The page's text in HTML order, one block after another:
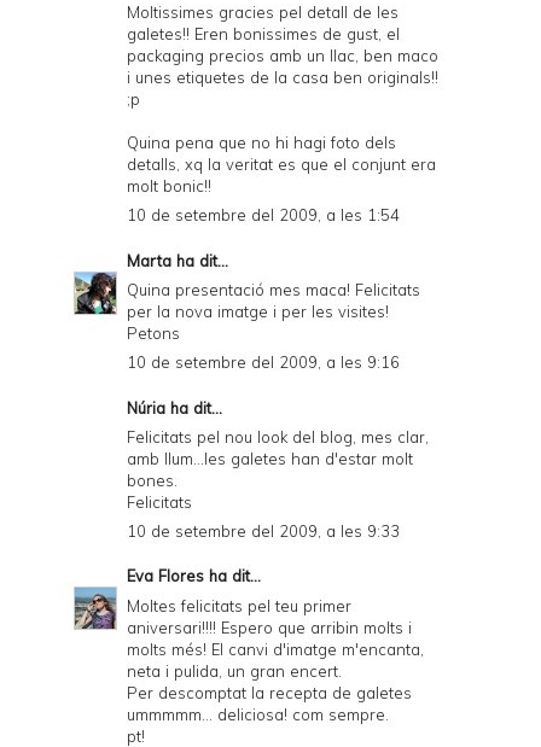
Moltissimes gracies pel detall de les
galetes!! Eren bonissimes de gust, el
packaging precios amb un llac, ben maco
i unes etiquetes de la casa ben originals!!
;p
Quina pena que no hi hagi foto dels
detalls, xq la veritat es que el conjunt era
molt bonic!!
10 de setembre del 2009, a les 1:54
Marta ha dit...
Quina presentació mes maca! Felicitats
per la nova imatge i per les visites!
Petons
10 de setembre del 2009, a les 9:16
Núria ha dit...
Felicitats pel nou look del blog, mes clar,
amb llum...les galetes han d'estar molt
bones.
Felicitats
10 de setembre del 2009, a les 9:33
Eva Flores ha dit...
Moltes felicitats pel teu primer
aniversari!!!! Espero que arribin molts i
molts més! El canvi d'imatge m'encanta,
neta i pulida, un gran encert.
Per descomptat la recepta de galetes
ummmmm... deliciosa! com sempre.
pt!